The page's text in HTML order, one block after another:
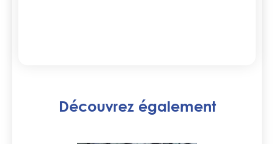
Découvrez également